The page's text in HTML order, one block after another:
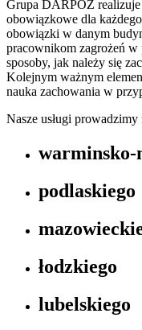
Grupa DARPOŻ realizuje
obowiązkowe dla
obowiązki w danym
pracownikom zagrożeń w
sposoby, jak należy się
Kolejnym ważnym
nauka zachowania w
Nasze usługi
warminsko-
podlaskiego
łodzkiego
lubelskiego